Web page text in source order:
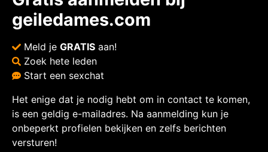
geiledames.com
Meld je GRATIS aan!
Zoek hete leden
Start een sexchat
Het enige dat je nodig hebt om in contact te komen,
is een geldig e-mailadres. Na aanmelding kun je
onbeperkt profielen bekijken en zelfs berichten
versturen!